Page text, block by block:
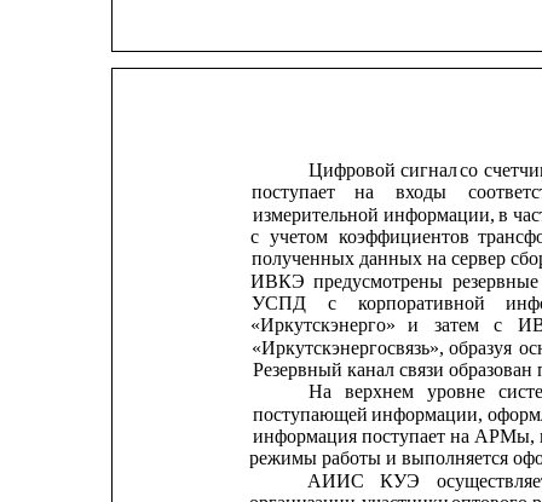
Цифровой сигналсо
поступает на входы
измерительной информации, в
с учетом коэффициентов
полученных данных на сервер
ИВКЭ предусмотрены резервные
УСПД
с корпоративной
«Иркутскэнерго»
и затем с
«Иркутскэнергосвязь», образуя
Резервный канал связи
На
верхнем уровне
поступающей информации,
информация поступает на АРМы,
режимы работы и выполняется
АИИС
КУЭ